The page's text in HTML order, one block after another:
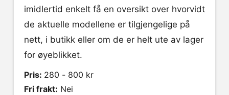
imidlertid enkelt få en oversikt over hvorvidt
de aktuelle modellene er tilgjengelige på
nett, i butikk eller om de er helt ute av lager
for øyeblikket.
Pris: 280 - 800 kr
Fri frakt: Nei